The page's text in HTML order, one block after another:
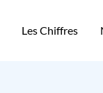
Les Chiffres